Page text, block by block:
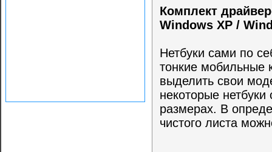
Комплект
Windows XP /
Нетбуки сами по
тонкие мобильные
выделить свои
некоторые нетбуки
размерах. В
чистого листа